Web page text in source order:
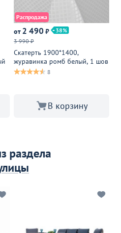
Распродажа
от 2 490 ₽
38
3 990 ₽
Скатерть 1900*1400,
журавинка ромб белый, 1 шов
8
В корзину
раздела